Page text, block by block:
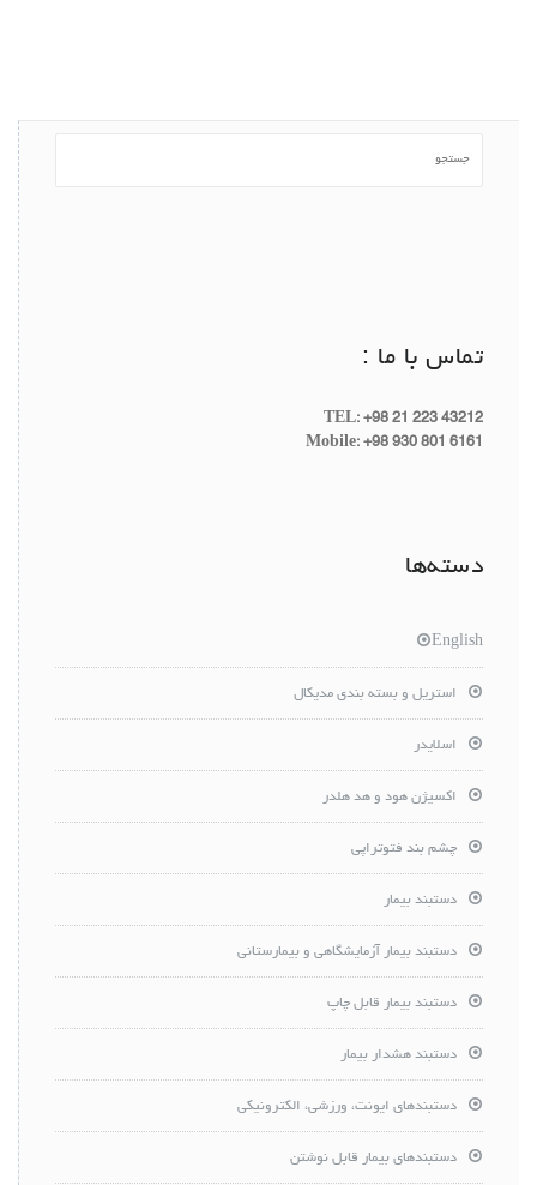
تماس با ما :
TEL: +98 21 223 43212
Mobile: +98 930 801 6161
دسته‌ها
English
استریل و بسته بندی مدیکال
اسلایدر
اکسیژن هود و هد هلدر
چشم بند فتوتراپی
دستبند بیمار
دستبند بیمار آزمایشگاهی و بیمارستانی
دستبند بیمار قابل چاپ
دستبند هشدار بیمار
دستبندهای ایونت، ورزشی، الکترونیکی
دستبندهای بیمار قابل نوشتن